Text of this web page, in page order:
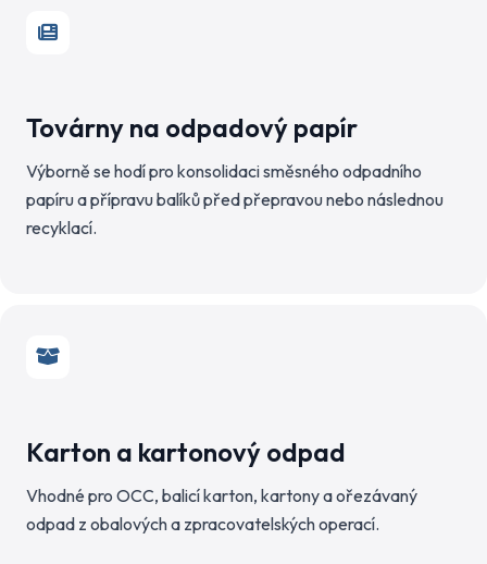
Továrny na odpadový papír
Výborně se hodí pro konsolidaci směsného odpadního
papíru a přípravu balíků před přepravou nebo následnou
recyklací.
Karton a kartonový odpad
Vhodné pro OCC, balicí karton, kartony a ořezávaný
odpad z obalových a zpracovatelských operací.